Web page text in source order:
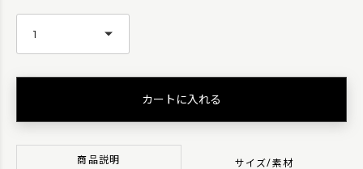
カートに入れる
商品説明 サイズ/素材